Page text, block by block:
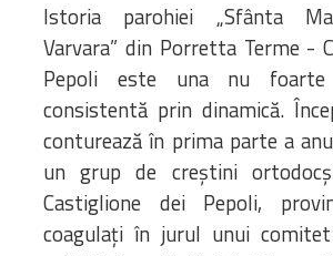
diecezei
CSDE
Cuvântul
Lectura Lunii
Prezentarea
Parohiilor
Istoria parohiei „Sfânta
Varvara” din Porretta Terme -
Pepoli este una nu
consistentă prin dinamică.
conturează în prima parte a
un grup de creştini
Castiglione dei Pepoli,
coagulaţi în jurul unui